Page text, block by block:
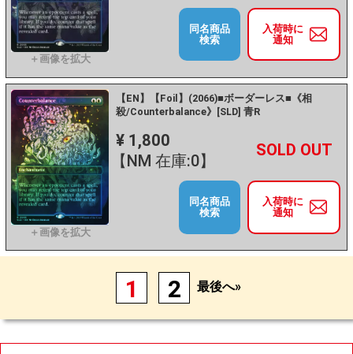
入荷時に
通知
同名商品
検索
【EN】【Foil】(2066)■ボーダーレス■《相
殺/Counterbalance》[SLD] 青R
¥ 1,800
【NM 在庫:0】
－ +
入荷時に
通知
同名商品
検索
1 2 最後へ»